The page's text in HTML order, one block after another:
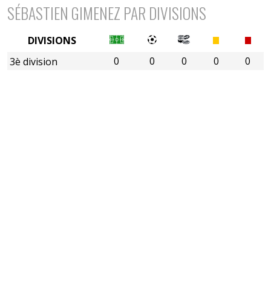
SÉBASTIEN GIMENEZ PAR DIVISIONS
0 0 0 0 0
DIVISIONS
3è division